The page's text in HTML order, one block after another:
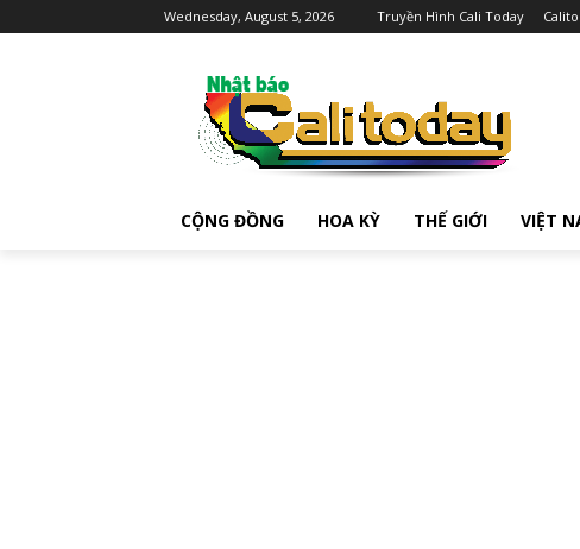
Wednesday, August 5, 2026 Truyền Hình Cali Today
CỘNG ĐỒNG HOA KỲ THẾ GIỚI VIỆT